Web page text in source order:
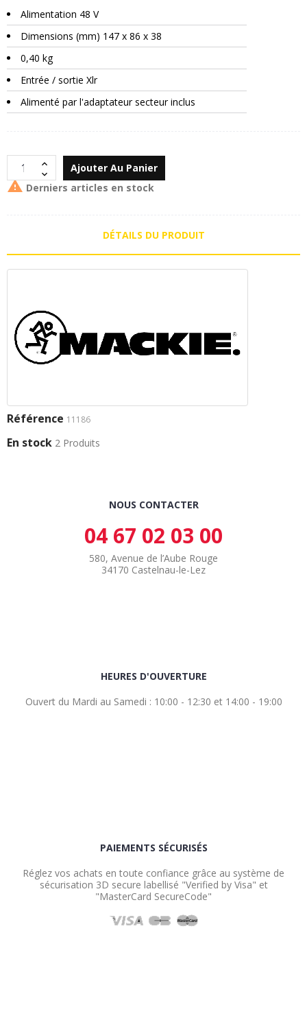
Alimentation 48 V
Dimensions (mm) 147 x 86 x 38
0,40 kg
Entrée / sortie Xlr
Alimenté par l'adaptateur secteur inclus
Ajouter Au Panier
 Derniers articles en stock
DÉTAILS DU PRODUIT
Référence 11186
En stock 2 Produits
NOUS CONTACTER
04 67 02 03 00
580, Avenue de l’Aube Rouge
34170 Castelnau-le-Lez
HEURES D'OUVERTURE
Ouvert du Mardi au Samedi : 10:00 - 12:30 et 14:00 - 19:00
PAIEMENTS SÉCURISÉS
Réglez vos achats en toute confiance grâce au système de
sécurisation 3D secure labellisé "Verified by Visa" et
"MasterCard SecureCode"